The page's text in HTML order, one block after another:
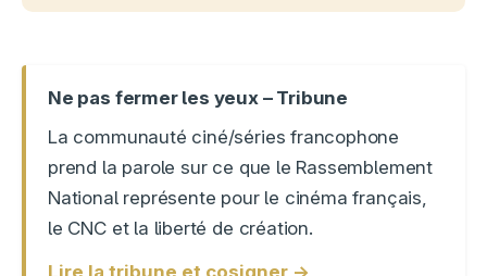
Ne pas fermer les yeux – Tribune
La communauté ciné/séries francophone
prend la parole sur ce que le Rassemblement
National représente pour le cinéma français,
le CNC et la liberté de création.